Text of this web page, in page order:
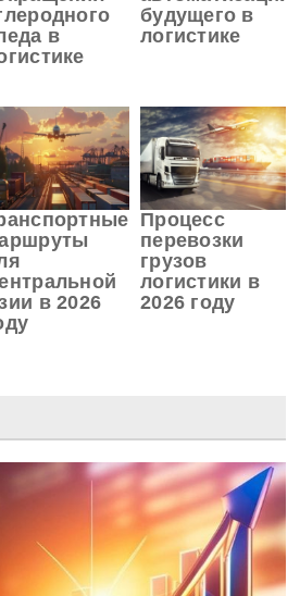
в
будущего в
логистике
в 2026
Процесс
перевозки
грузов
логистики в
2026 году